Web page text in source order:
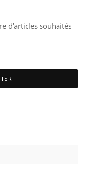
d'articles souhaités